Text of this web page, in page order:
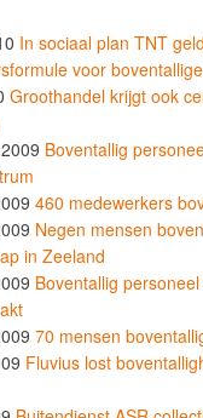
In sociaal plan TNT
voor
Groothandel krijgt ook
Boventallig
460 medewerkers
Negen mensen
in Zeeland
Boventallig
70 mensen
Fluvius lost